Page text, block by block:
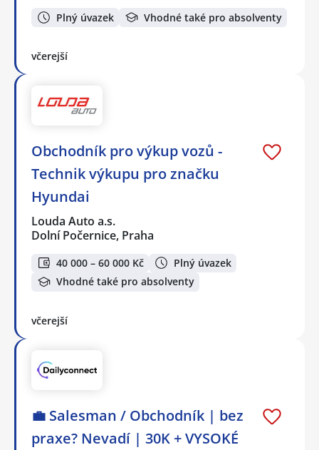
Plný úvazek Vhodné také pro absolventy
včerejší
Obchodník pro výkup vozů -
Technik výkupu pro značku
Hyundai
Louda Auto a.s.
Dolní Počernice, Praha
40 000 – 60 000 Kč
Plný úvazek
Vhodné také pro absolventy
včerejší
💼 Salesman / Obchodník | bez
praxe? Nevadí | 30K + VYSOKÉ